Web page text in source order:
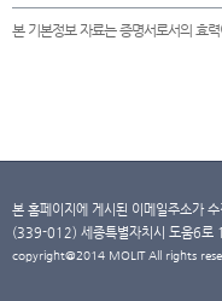
본 기본정보 자료는 증명서로서의 효력
본 홈페이지에 게시된 이메일주소가
(339-012) 세종특별자치시 도움6
copyright@2014 MOLIT All rights